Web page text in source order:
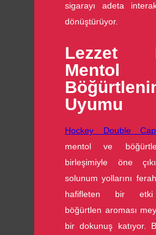
sigarayı adeta
dönüştürüyor.
Lezzet
Uyumu
Hockey Double
mentol ve
birleşimiyle öne
solunum yollarını
hafifleten bir etki
böğürtlen aroması
bir dokunuş katıyor.